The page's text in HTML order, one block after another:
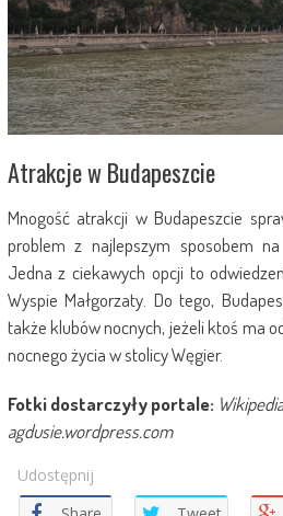
Atrakcje w Budapeszcie
Mnogość atrakcji w Budapeszcie
problem z najlepszym sposobem
Jedna z ciekawych opcji to
Wyspie Małgorzaty. Do tego,
także klubów nocnych, jeżeli ktoś ma
nocnego życia w stolicy Węgier.
Fotki dostarczyły portale:
agdusie.wordpress.com
Udostępnij